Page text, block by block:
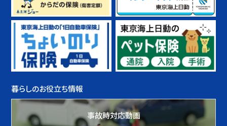
暮らしのお役立ち情報
事故時対応動画